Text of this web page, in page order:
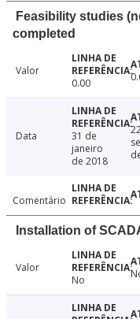
Feasibility studies
completed
Valor
0.00
Data
31 de
janeiro
de 2018
Comentário
Installation of
Valor
No